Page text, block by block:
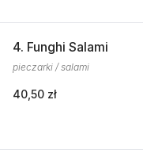
4. Funghi Salami
pieczarki / salami
40,50 zł